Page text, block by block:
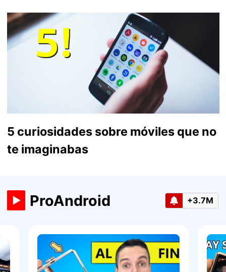
5 curiosidades sobre móviles que no
te imaginabas
ProAndroid +3.7M